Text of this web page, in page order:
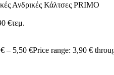
Ανδρικές Κάλτσες PRIMO
€τεμ.
€ – 5,50 €Price range: 3,90 €